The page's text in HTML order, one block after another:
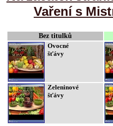
Vaření s
Bez titulků
Ovocné
šťávy
Zeleninové
šťávy